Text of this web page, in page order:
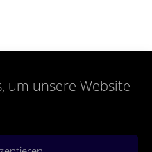
um unsere Website